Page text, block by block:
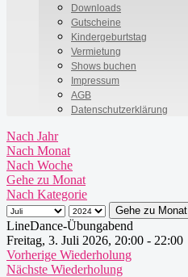
Downloads
Gutscheine
Kindergeburtstag
Vermietung
Shows buchen
Impressum
AGB
Datenschutzerklärung
Nach Jahr
Nach Monat
Nach Woche
Gehe zu Monat
Nach Kategorie
Gehe zu Monat
LineDance-Übungabend
Freitag, 3. Juli 2026, 20:00 - 22:00
Vorherige Wiederholung
Nächste Wiederholung